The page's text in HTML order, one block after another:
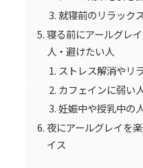
就寝前のリラック
寝る前にアールグレ
人・避けたい人
ストレス解消やリ
カフェインに弱い
妊娠中や授乳中の
夜にアールグレイを
イス